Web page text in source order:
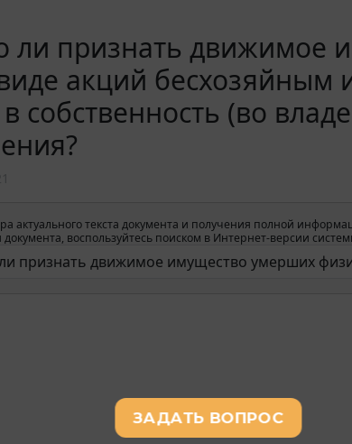
ли признать движимое
акций
собственность (во
актуального текста документа и получения полной
воспользуйтесь поиском в Интернет-версии